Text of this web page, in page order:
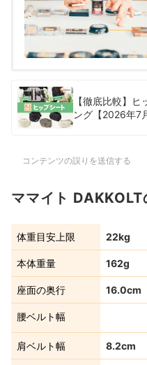
【徹底比較】
ング【2026年7
コンテンツの誤りを送信する
ママイト DAKKOLT
体重目安上限 22kg
本体重量 162g
座面の奥行 16.0cm
腰ベルト幅
肩ベルト幅 8.2cm